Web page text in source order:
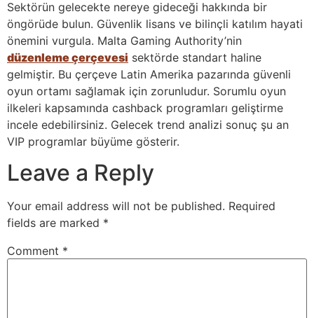
Sektörün gelecekte nereye gideceği hakkında bir
öngörüde bulun. Güvenlik lisans ve bilinçli katılım hayati
önemini vurgula. Malta Gaming Authority’nin
düzenleme çerçevesi sektörde standart haline
gelmiştir. Bu çerçeve Latin Amerika pazarında güvenli
oyun ortamı sağlamak için zorunludur. Sorumlu oyun
ilkeleri kapsamında cashback programları geliştirme
incele edebilirsiniz. Gelecek trend analizi sonuç şu an
VIP programlar büyüme gösterir.
Leave a Reply
Your email address will not be published. Required
fields are marked *
Comment *